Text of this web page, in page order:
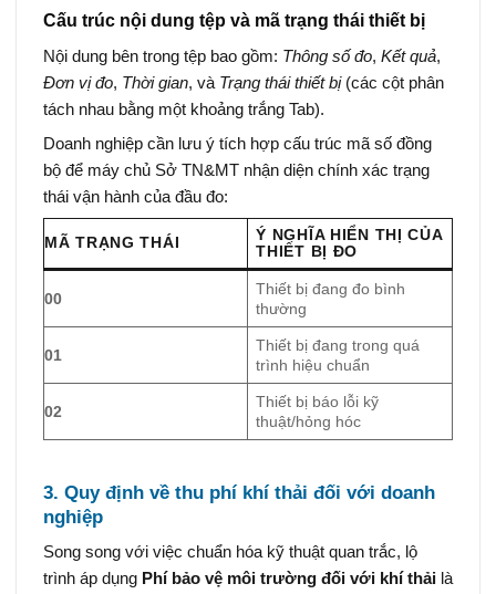
Cấu trúc nội dung tệp và mã trạng thái thiết bị
Nội dung bên trong tệp bao gồm: Thông số đo, Kết quả,
Đơn vị đo, Thời gian, và Trạng thái thiết bị(các cột phân
tách nhau bằng một khoảng trắng Tab).
Doanh nghiệp cần lưu ý tích hợp cấu trúc mã số đồng
bộ để máy chủ Sở TN&MT nhận diện chính xác trạng
thái vận hành của đầu đo:
MÃ TRẠNG THÁI
Ý NGHĨA HIỂN THỊ CỦA
THIẾT BỊ ĐO
00
Thiết bị đang đo bình
thường
01
Thiết bị đang trong quá
trình hiệu chuẩn
02
Thiết bị báo lỗi kỹ
thuật/hỏng hóc
3. Quy định về thu phí khí thải đối với doanh
nghiệp
Song song với việc chuẩn hóa kỹ thuật quan trắc, lộ
trình áp dụng Phí bảo vệ môi trường đối với khí thải là